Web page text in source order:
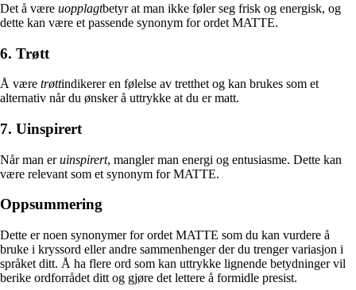
Det å være uopplagtbetyr at man ikke føler seg frisk og energisk, og
dette kan være et passende synonym for ordet MATTE.
6. Trøtt
Å være trøttindikerer en følelse av tretthet og kan brukes som et
alternativ når du ønsker å uttrykke at du er matt.
7. Uinspirert
Når man eruinspirert, mangler man energi og entusiasme. Dette kan
være relevant som et synonym for MATTE.
Oppsummering
Dette er noen synonymer for ordet MATTE som du kan vurdere å
bruke i kryssord eller andre sammenhenger der du trenger variasjon i
språket ditt. Å ha flere ord som kan uttrykke lignende betydninger vil
berike ordforrådet ditt og gjøre det lettere å formidle presist.